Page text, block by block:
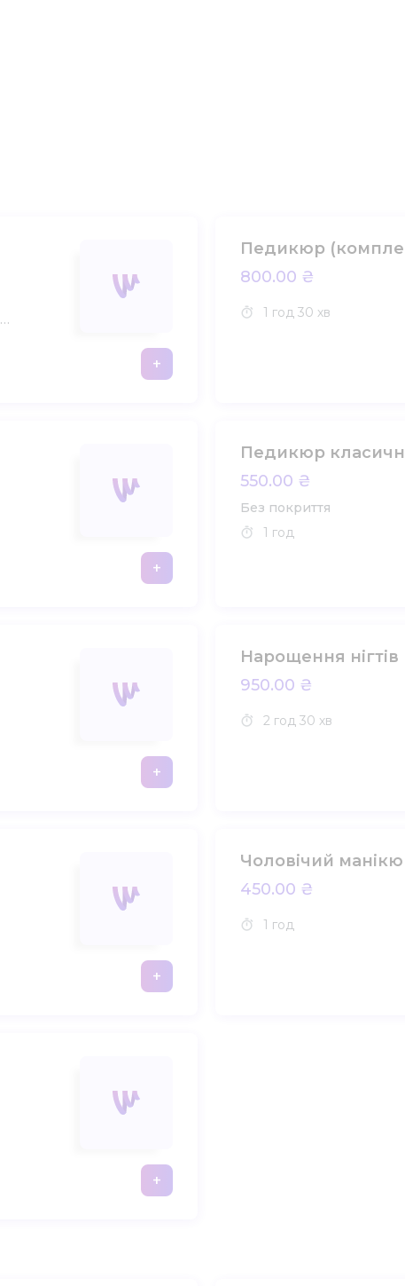
+
Педикюр
800.00 ₴
1 год 30 хв
+
Педикюр
550.00 ₴
Без покриття
1 год
+
Нарощення нігтів
950.00 ₴
2 год 30 хв
+
Чоловічий
450.00 ₴
1 год
+